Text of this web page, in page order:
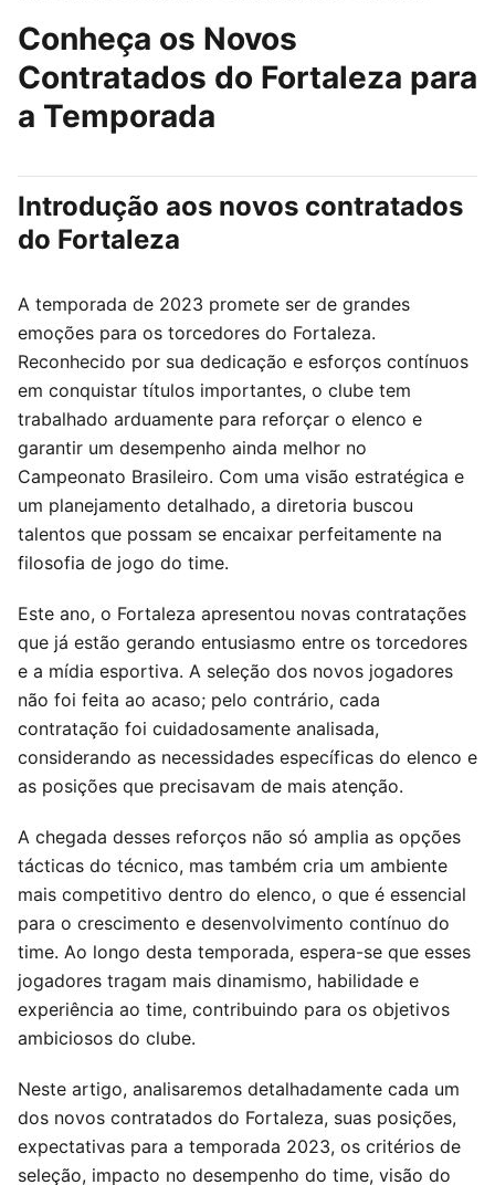
Conheça os Novos
Contratados do Fortaleza para
a Temporada
Introdução aos novos contratados
do Fortaleza
A temporada de 2023 promete ser de grandes
emoções para os torcedores do Fortaleza.
Reconhecido por sua dedicação e esforços contínuos
em conquistar títulos importantes, o clube tem
trabalhado arduamente para reforçar o elenco e
garantir um desempenho ainda melhor no
Campeonato Brasileiro. Com uma visão estratégica e
um planejamento detalhado, a diretoria buscou
talentos que possam se encaixar perfeitamente na
filosofia de jogo do time.
Este ano, o Fortaleza apresentou novas contratações
que já estão gerando entusiasmo entre os torcedores
e a mídia esportiva. A seleção dos novos jogadores
não foi feita ao acaso; pelo contrário, cada
contratação foi cuidadosamente analisada,
considerando as necessidades específicas do elenco e
as posições que precisavam de mais atenção.
A chegada desses reforços não só amplia as opções
tácticas do técnico, mas também cria um ambiente
mais competitivo dentro do elenco, o que é essencial
para o crescimento e desenvolvimento contínuo do
time. Ao longo desta temporada, espera-se que esses
jogadores tragam mais dinamismo, habilidade e
experiência ao time, contribuindo para os objetivos
ambiciosos do clube.
Neste artigo, analisaremos detalhadamente cada um
dos novos contratados do Fortaleza, suas posições,
expectativas para a temporada 2023, os critérios de
seleção, impacto no desempenho do time, visão do